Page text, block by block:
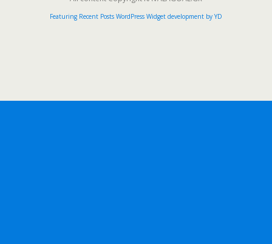
Featuring Recent Posts WordPress Widget development by YD